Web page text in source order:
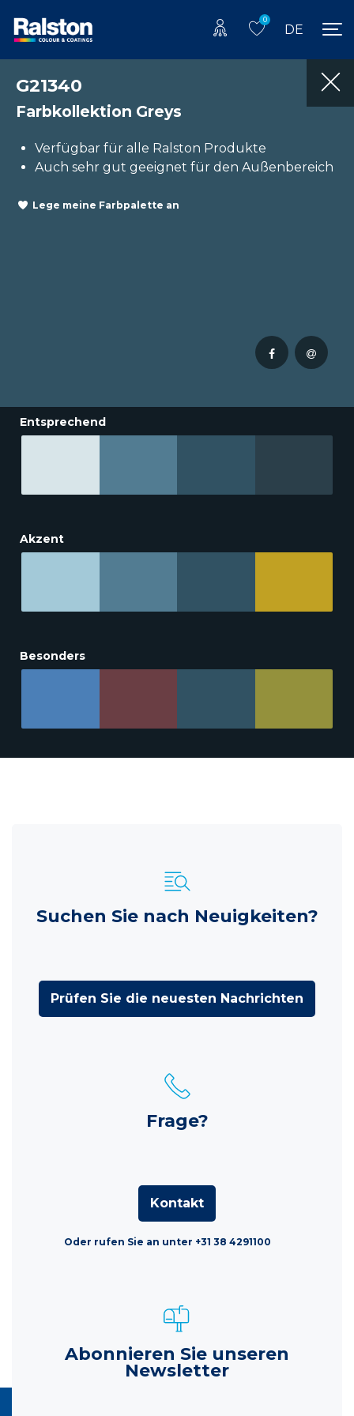
0
DE
G21340
Farbkollektion Greys
Verfügbar für alle Ralston Produkte
Auch sehr gut geeignet für den Außenbereich
Lege meine Farbpalette an
Entsprechend
Akzent
Besonders
Suchen Sie nach Neuigkeiten?
Prüfen Sie die neuesten Nachrichten
Frage?
Kontakt
Oder rufen Sie an unter +31 38 4291100
Abonnieren Sie unseren
Newsletter